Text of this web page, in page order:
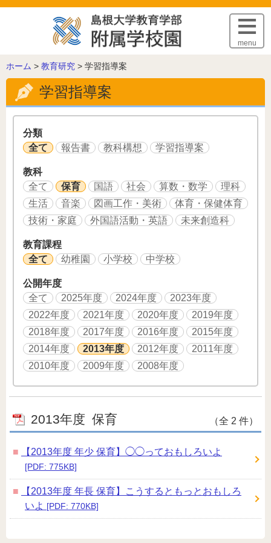
このページの本文へ
menu
こ
の
ー
ジ
ホーム > 教育研究 > 学習指導案
学習指導案
分類
全て
報告書 教科構想 学習指導案
教科
全て
保育 国語 社会 算数・数学
理科
生活
音楽 図画工作・美術
体育・保健体育
技術・家庭
外国語活動・英語 未来創造科
教育課程
全て
幼稚園 小学校 中学校
公開年度
全て
2025年度 2024年度
2023年度
2022年度
2021年度 2020年度
2019年度
2018年度
2017年度 2016年度
2015年度
2014年度
2013年度 2012年度
2011年度
2010年度
2009年度 2008年度
2013年度 保育 （全 2 件）
【2013年度 年少 保育】◯◯っておもしろいよ
[PDF: 775KB]
【2013年度 年長 保育】こうするともっとおもしろ
いよ [PDF: 770KB]